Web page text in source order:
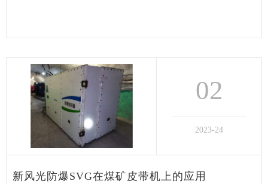
02
2023-24
新风光防爆SVG在煤矿皮带机上的应用